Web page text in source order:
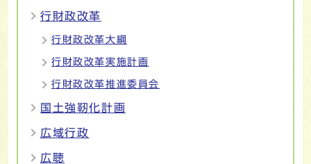
行財政改革
行財政改革大綱
行財政改革実施計画
行財政改革推進委員会
国土強靭化計画
広域行政
広聴